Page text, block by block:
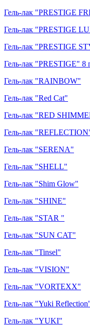
Гель-лак "PRESTIGE
Гель-лак "PRESTIGE
Гель-лак "PRESTIGE
Гель-лак "PRESTIGE" 8
Гель-лак "RAINBOW"
Гель-лак "Red Cat"
Гель-лак "RED
Гель-лак
Гель-лак "SERENA"
Гель-лак "SHELL"
Гель-лак "Shim Glow"
Гель-лак "SHINE"
Гель-лак "STAR "
Гель-лак "SUN CAT"
Гель-лак "Tinsel"
Гель-лак "VISION"
Гель-лак "VORTEXX"
Гель-лак "Yuki
Гель-лак "YUKI"